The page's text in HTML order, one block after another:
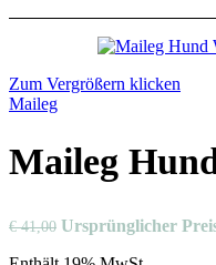
Zum Vergrößern klicken
Maileg
Maileg
€41,00 Ursprünglicher